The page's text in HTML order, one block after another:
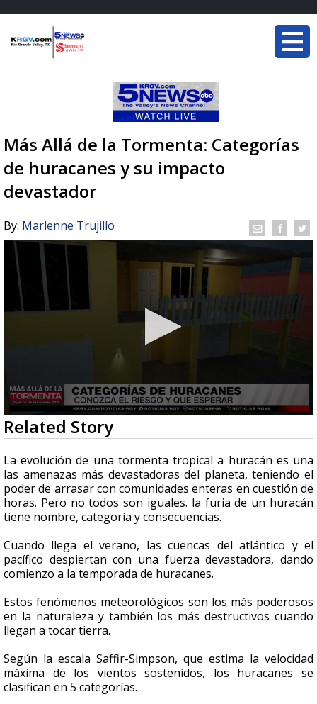
Más Allá de la Tormenta: Categorías
de huracanes y su impacto
devastador
By: Marlenne Trujillo
0
seconds
of
3
minutes,
33
seconds
Related Story
La evolución de una tormenta tropical a huracán es una
las amenazas más devastadoras del planeta, teniendo el
poder de arrasar con comunidades enteras en cuestión de
horas. Pero no todos son iguales. la furia de un huracán
tiene nombre, categoría y consecuencias.
Cuando llega el verano, las cuencas del atlántico y el
pacífico despiertan con una fuerza devastadora, dando
comienzo a la temporada de huracanes.
Estos fenómenos meteorológicos son los más poderosos
en la naturaleza y también los más destructivos cuando
llegan a tocar tierra.
Según la escala Saffir-Simpson, que estima la velocidad
máxima de los vientos sostenidos, los huracanes se
clasifican en 5 categorías.